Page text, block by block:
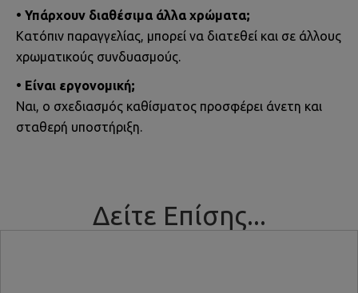
• Υπάρχουν διαθέσιμα άλλα χρώματα;
Κατόπιν παραγγελίας, μπορεί να διατεθεί και σε άλλους
χρωματικούς συνδυασμούς.
• Είναι εργονομική;
Ναι, ο σχεδιασμός καθίσματος προσφέρει άνετη και
σταθερή υποστήριξη.
Δείτε Επίσης...